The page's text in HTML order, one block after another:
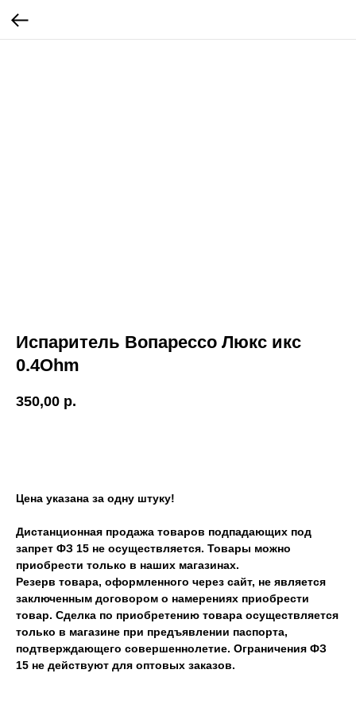
Испаритель Вопарессо Люкс икс
0.4Ohm
350,00 р.
Цена указана за одну штуку!
Дистанционная продажа товаров подпадающих под
запрет ФЗ 15 не осуществляется. Товары можно
приобрести только в наших магазинах.
Резерв товара, оформленного через сайт, не является
заключенным договором о намерениях приобрести
товар. Сделка по приобретению товара осуществляется
только в магазине при предъявлении паспорта,
подтверждающего совершеннолетие. Ограничения ФЗ
15 не действуют для оптовых заказов.